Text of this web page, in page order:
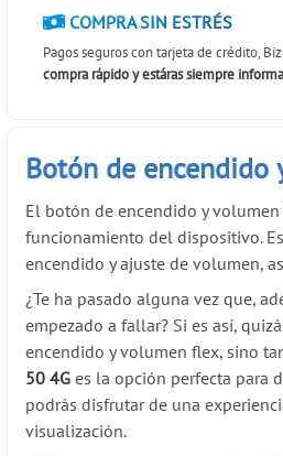
COMPRA SIN ESTRÉS
Pagos seguros con tarjeta de crédito,
compra rápido y estáras siempre
Botón de encendido
El botón de encendido y
funcionamiento del dispositivo.
encendido y ajuste de volumen,
¿Te ha pasado alguna vez que,
empezado a fallar? Si es así,
encendido y volumen flex, sino
50 4G es la opción perfecta para
podrás disfrutar de una
visualización.